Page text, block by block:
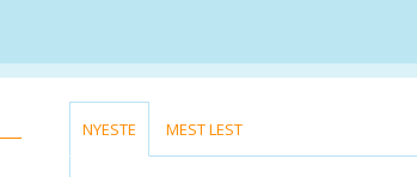
NYESTE (ACTIVE TAB)
MEST LEST